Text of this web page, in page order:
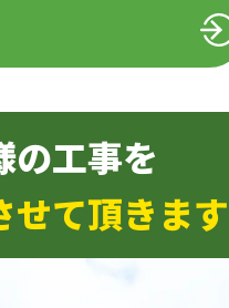
の工事を
せて頂きま